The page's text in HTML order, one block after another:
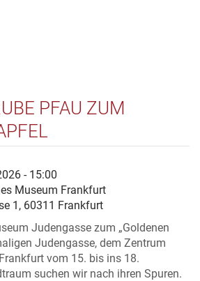
PFAU ZUM
- 15:00
Museum Frankfurt
1, 60311 Frankfurt
Judengasse zum „Goldenen
Judengasse, dem Zentrum
vom 15. bis ins 18.
suchen wir nach ihren Spuren.